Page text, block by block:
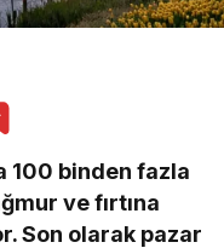
100 binden fazla
ve fırtına
Son olarak pazar